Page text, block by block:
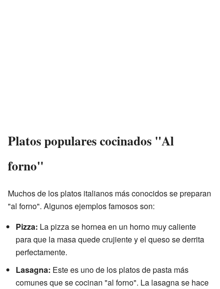
Platos populares cocinados "Al
forno"
Muchos de los platos italianos más conocidos se preparan
"al forno". Algunos ejemplos famosos son:
Pizza: La pizza se hornea en un horno muy caliente
para que la masa quede crujiente y el queso se derrita
perfectamente.
Lasagna: Este es uno de los platos de pasta más
comunes que se cocinan "al forno". La lasagna se hace